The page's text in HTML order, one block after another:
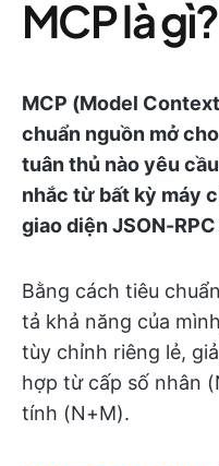
MCP là gì?
MCP (Model
chuẩn nguồn mở
tuân thủ nào yêu
nhắc từ bất kỳ máy
giao diện JSON-
Bằng cách tiêu
tả khả năng của
tùy chỉnh riêng lẻ,
hợp từ cấp số nhân
tính (N+M).